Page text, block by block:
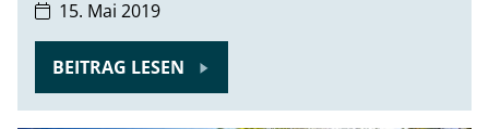
15. Mai 2019
BEITRAG LESEN